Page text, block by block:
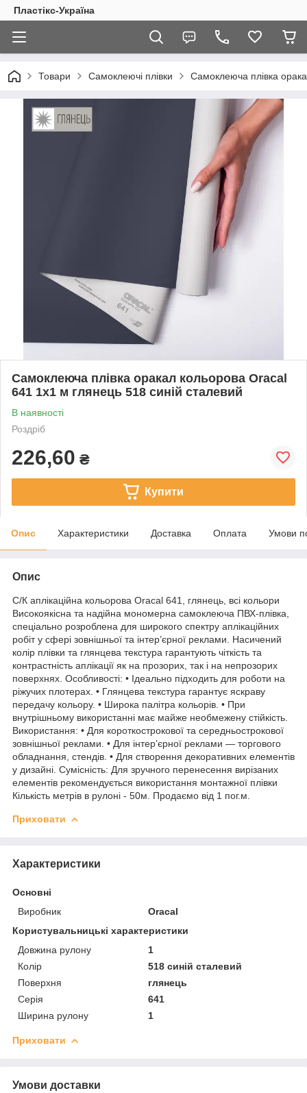
Пластікс-Україна
Товари Самоклеючі плівки Самоклеюча плівка
Самоклеюча плівка оракал кольорова Oracal
641 1x1 м глянець 518 синій сталевий
В наявності
Роздріб
226,60 ₴
Купити
Опис Характеристики Доставка Оплата Умови
Опис
С/К аплікаційна кольорова Oracal 641, глянець, всі кольори
Високоякісна та надійна мономерна самоклеюча ПВХ-плівка,
спеціально розроблена для широкого спектру аплікаційних
робіт у сфері зовнішньої та інтер’єрної реклами. Насичений
колір плівки та глянцева текстура гарантують чіткість та
контрастність аплікації як на прозорих, так і на непрозорих
поверхнях. Особливості: • Ідеально підходить для роботи на
ріжучих плотерах. • Глянцева текстура гарантує яскраву
передачу кольору. • Широка палітра кольорів. • При
внутрішньому використанні має майже необмежену стійкість.
Використання: • Для короткострокової та середньострокової
зовнішньої реклами. • Для інтер’єрної реклами — торгового
обладнання, стендів. • Для створення декоративних елементів
у дизайні. Сумісність: Для зручного перенесення вирізаних
елементів рекомендується використання монтажної плівки
Кількість метрів в рулоні - 50м. Продаємо від 1 пог.м.
Приховати
Характеристики
Основні
Виробник
Oracal
Користувальницькі характеристики
Довжина рулону
1
Колір
518 синій сталевий
Поверхня
глянець
Серія
641
Ширина рулону
1
Приховати
Умови доставки